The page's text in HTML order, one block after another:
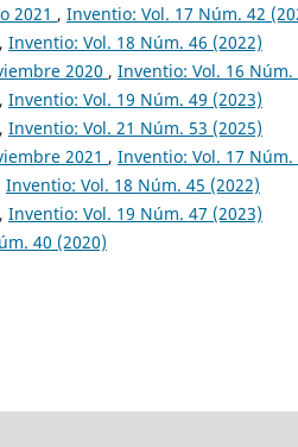
2021 , Inventio: Vol. 17 Núm. 42
, Inventio: Vol. 18 Núm. 46 (2022)
2020 , Inventio: Vol. 16 Núm.
, Inventio: Vol. 19 Núm. 49 (2023)
, Inventio: Vol. 21 Núm. 53 (2025)
2021 , Inventio: Vol. 17 Núm.
Inventio: Vol. 18 Núm. 45 (2022)
, Inventio: Vol. 19 Núm. 47 (2023)
40 (2020)